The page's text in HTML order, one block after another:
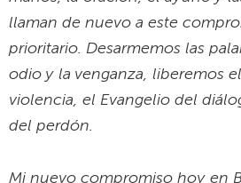
Mi nuevo compromiso hoy en
acompañante espiritual de los
de mi comunidad de la SMA, la
Misiones Africanas, es transmitir
los misioneros del mañana
en artesanos de paz para un